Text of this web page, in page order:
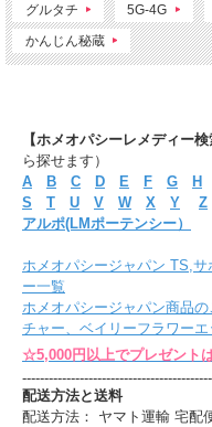
グルタチ 5G-4G
かんじん秘蔵
【ホメオパシーレメディー
ら探せます）
A
B C D E F G H
S
T U V W X Y Z
アルポ(LMポーテンシー）
ホメオパシージャパン TS,
ー一覧
ホメオパシージャパン商品
チャー、ベイリーフラワーエ
☆5,000円以上でプレゼント
配送方法と送料
配送方法： ヤマト運輸 宅配